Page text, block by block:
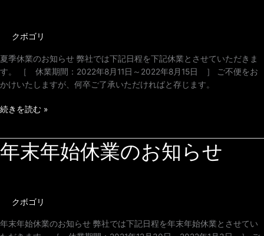
クボゴリ
夏季休業のお知らせ 弊社では下記日程を下記休業とさせていただきま
す。 ［ 休業期間：2022年8月11日～2022年8月15日 ］ ご不便をお
かけいたしますが、何卒ご了承いただければと存じます。
知
ら
せ
続きを読む »
年末年始休業のお知らせ
クボゴリ
年末年始休業のお知らせ 弊社では下記日程を年末年始休業とさせてい
年
末
の